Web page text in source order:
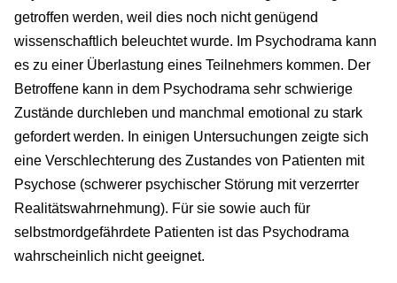
getroffen werden, weil dies noch nicht genügend
wissenschaftlich beleuchtet wurde. Im Psychodrama kann
es zu einer Überlastung eines Teilnehmers kommen. Der
Betroffene kann in dem Psychodrama sehr schwierige
Zustände durchleben und manchmal emotional zu stark
gefordert werden. In einigen Untersuchungen zeigte sich
eine Verschlechterung des Zustandes von Patienten mit
Psychose (schwerer psychischer Störung mit verzerrter
Realitätswahrnehmung). Für sie sowie auch für
selbstmordgefährdete Patienten ist das Psychodrama
wahrscheinlich nicht geeignet.